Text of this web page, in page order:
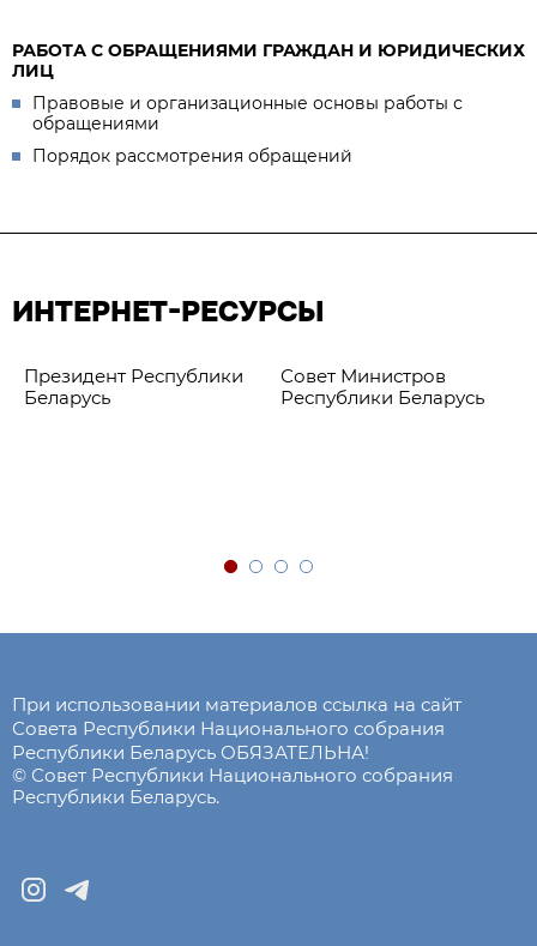
РАБОТА С ОБРАЩЕНИЯМИ ГРАЖДАН И ЮРИДИЧЕСКИХ
ЛИЦ
Правовые и организационные основы работы с
обращениями
Порядок рассмотрения обращений
ИНТЕРНЕТ-РЕСУРСЫ
Президент Республики
Беларусь
Совет Министров
Республики Беларусь
При использовании материалов ссылка на сайт
Совета Республики Национального собрания
Республики Беларусь ОБЯЗАТЕЛЬНА!
© Совет Республики Национального собрания
Республики Беларусь.